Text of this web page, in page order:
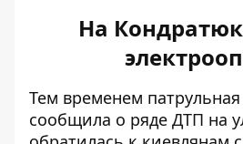
На
Тем временем
сообщила о ряде ДТП на